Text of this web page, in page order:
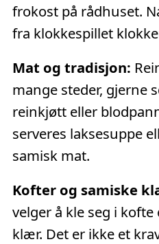
frokost på rådhuset.
fra klokkespillet
Mat og tradisjon:
mange steder, gjerne
reinkjøtt eller
serveres laksesuppe
samisk mat.
Kofter og samiske
velger å kle seg i
klær. Det er ikke et